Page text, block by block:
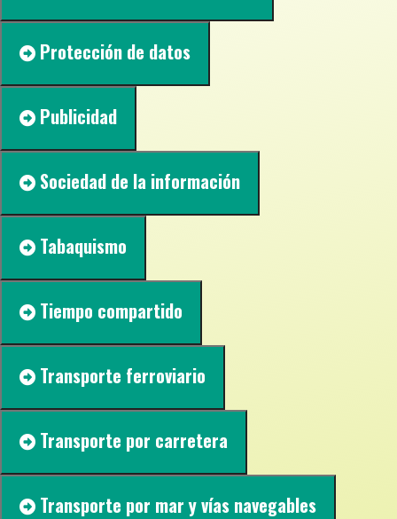
Protección de datos
Publicidad
Sociedad de la información
Tabaquismo
Tiempo compartido
Transporte ferroviario
Transporte por carretera
Transporte por mar y vías navegables